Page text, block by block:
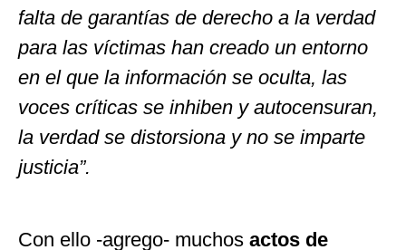
falta de garantías de derecho a la verdad
para las víctimas han creado un entorno
en el que la información se oculta, las
voces críticas se inhiben y autocensuran,
la verdad se distorsiona y no se imparte
justicia”.
Con ello -agrego- muchos actos de